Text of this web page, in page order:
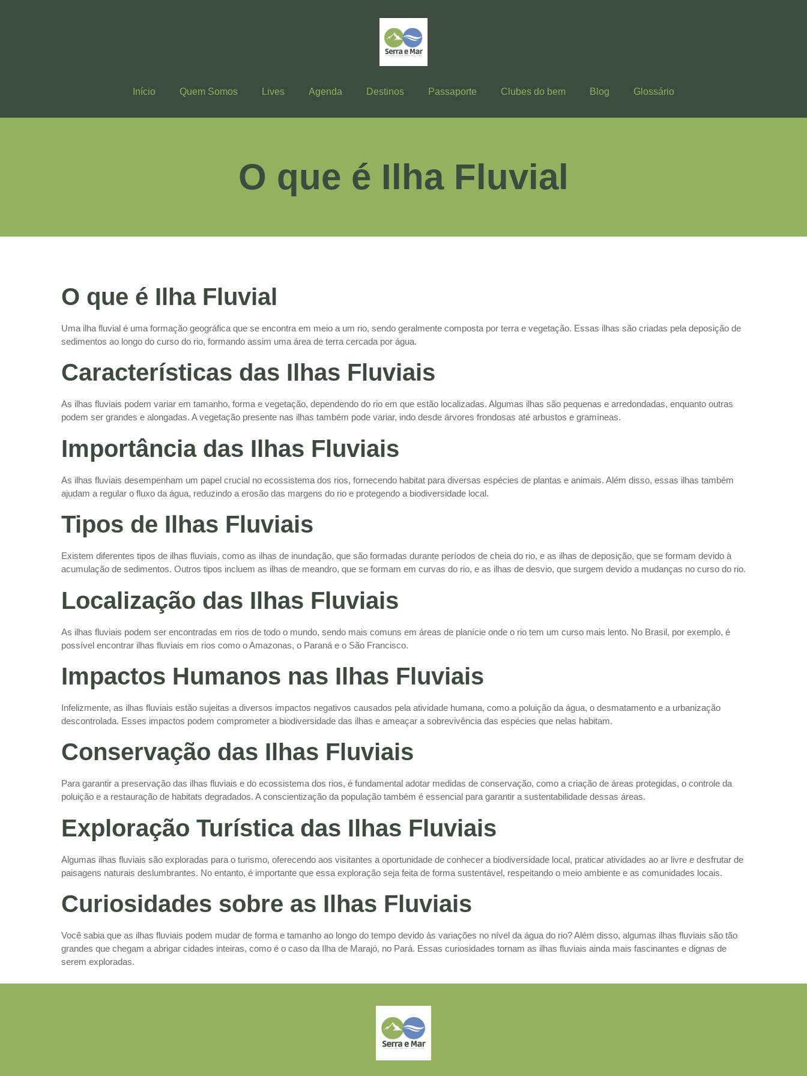
Início Quem Somos Lives Agenda Destinos Passaporte Clubes do bem Blog Glossário
O que é Ilha Fluvial
O que é Ilha Fluvial
Uma ilha fluvial é uma formação geográfica que se encontra em meio a um rio, sendo geralmente composta por terra e vegetação. Essas ilhas são criadas pela deposição de
sedimentos ao longo do curso do rio, formando assim uma área de terra cercada por água.
Características das Ilhas Fluviais
As ilhas fluviais podem variar em tamanho, forma e vegetação, dependendo do rio em que estão localizadas. Algumas ilhas são pequenas e arredondadas, enquanto outras
podem ser grandes e alongadas. A vegetação presente nas ilhas também pode variar, indo desde árvores frondosas até arbustos e gramíneas.
Importância das Ilhas Fluviais
As ilhas fluviais desempenham um papel crucial no ecossistema dos rios, fornecendo habitat para diversas espécies de plantas e animais. Além disso, essas ilhas também
ajudam a regular o fluxo da água, reduzindo a erosão das margens do rio e protegendo a biodiversidade local.
Tipos de Ilhas Fluviais
Existem diferentes tipos de ilhas fluviais, como as ilhas de inundação, que são formadas durante períodos de cheia do rio, e as ilhas de deposição, que se formam devido à
acumulação de sedimentos. Outros tipos incluem as ilhas de meandro, que se formam em curvas do rio, e as ilhas de desvio, que surgem devido a mudanças no curso do rio.
Localização das Ilhas Fluviais
As ilhas fluviais podem ser encontradas em rios de todo o mundo, sendo mais comuns em áreas de planície onde o rio tem um curso mais lento. No Brasil, por exemplo, é
possível encontrar ilhas fluviais em rios como o Amazonas, o Paraná e o São Francisco.
Impactos Humanos nas Ilhas Fluviais
Infelizmente, as ilhas fluviais estão sujeitas a diversos impactos negativos causados pela atividade humana, como a poluição da água, o desmatamento e a urbanização
descontrolada. Esses impactos podem comprometer a biodiversidade das ilhas e ameaçar a sobrevivência das espécies que nelas habitam.
Conservação das Ilhas Fluviais
Para garantir a preservação das ilhas fluviais e do ecossistema dos rios, é fundamental adotar medidas de conservação, como a criação de áreas protegidas, o controle da
poluição e a restauração de habitats degradados. A conscientização da população também é essencial para garantir a sustentabilidade dessas áreas.
Exploração Turística das Ilhas Fluviais
Algumas ilhas fluviais são exploradas para o turismo, oferecendo aos visitantes a oportunidade de conhecer a biodiversidade local, praticar atividades ao ar livre e desfrutar de
paisagens naturais deslumbrantes. No entanto, é importante que essa exploração seja feita de forma sustentável, respeitando o meio ambiente e as comunidades locais.
Curiosidades sobre as Ilhas Fluviais
Você sabia que as ilhas fluviais podem mudar de forma e tamanho ao longo do tempo devido às variações no nível da água do rio? Além disso, algumas ilhas fluviais são tão
grandes que chegam a abrigar cidades inteiras, como é o caso da Ilha de Marajó, no Pará. Essas curiosidades tornam as ilhas fluviais ainda mais fascinantes e dignas de
serem exploradas.